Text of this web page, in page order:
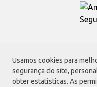
Usamos cookies para
segurança do site,
obter estatísticas. As
Avenida Morvan Dias de
02170-901 |